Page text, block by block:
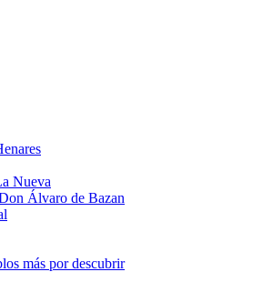
Nueva
Álvaro de Bazan
más por descubrir